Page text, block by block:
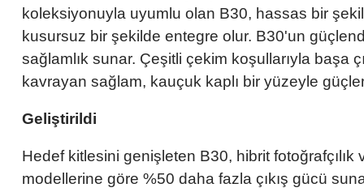
koleksiyonuyla uyumlu olan B30, hassas bir
kusursuz bir şekilde entegre olur. B30'un
sağlamlık sunar. Çeşitli çekim koşullarıyla başa
kavrayan sağlam, kauçuk kaplı bir yüzeyle
Geliştirildi
Hedef kitlesini genişleten B30, hibrit
modellerine göre %50 daha fazla çıkış gücü